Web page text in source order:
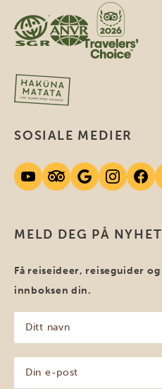
MELD DEG PÅ
Få reiseideer, reiseguider
innboksen din.
navn
(Påkrevd)
SOSIALE MEDIER